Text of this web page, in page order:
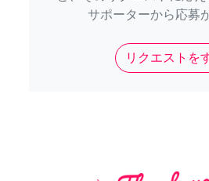
サポーターから応募
リクエストを